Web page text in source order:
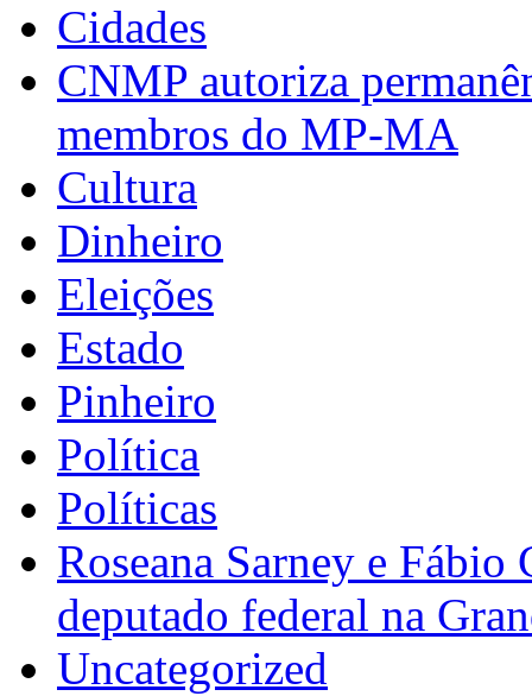
Cidades
CNMP autoriza
membros do MP-MA
Cultura
Dinheiro
Eleições
Estado
Pinheiro
Política
Políticas
Roseana Sarney e
deputado federal na
Uncategorized